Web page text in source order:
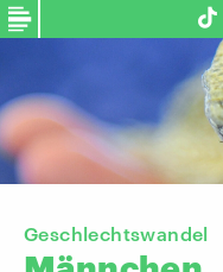
Geschlechtswandel